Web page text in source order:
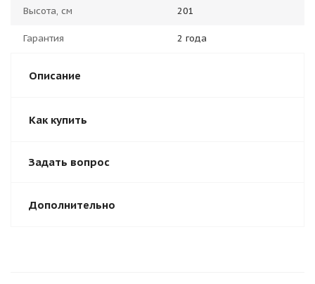
Высота, см 201
Гарантия 2 года
Описание
Как купить
Задать вопрос
Дополнительно